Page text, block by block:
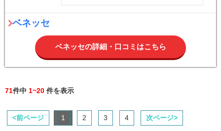
ベネッセ
ベネッセの詳細・口コミはこちら
71件中 1~20 件を表示
<前ページ 1 2 3 4 次ページ>